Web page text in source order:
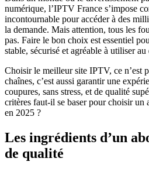
numérique, l’IPTV France s’impose
incontournable pour accéder à des
la demande. Mais attention, tous les
pas. Faire le bon choix est essentiel
stable, sécurisé et agréable à utiliser
Choisir le meilleur site IPTV, ce n’est
chaînes, c’est aussi garantir une
coupures, sans stress, et de qualité
critères faut-il se baser pour choisir
en 2025 ?
Les ingrédients d’un
de qualité